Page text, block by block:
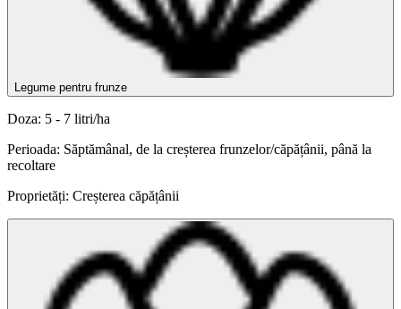
Legume pentru frunze
Doza: 5 - 7 litri/ha
Perioada: Săptămânal, de la creșterea frunzelor/căpățânii, până la
recoltare
Proprietăți: Creșterea căpățânii